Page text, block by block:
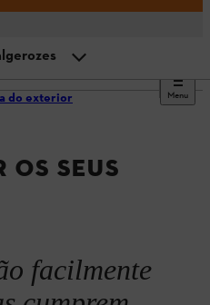
Menu
do exterior
OS SEUS
facilmente
algerozes